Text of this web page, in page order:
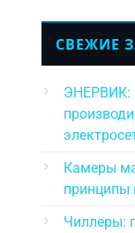
СВЕЖИЕ
ЭНЕРВИК:
Камеры
принципы
Чиллеры: